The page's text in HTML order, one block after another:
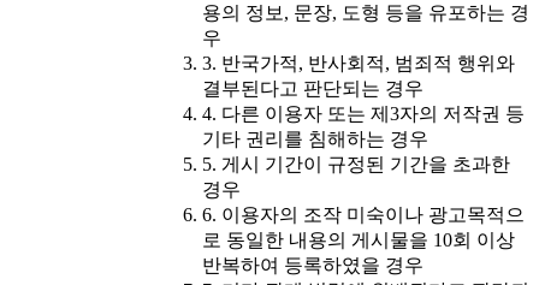
용의 정보, 문장, 도형 등을 유포하는 경
우
3. 반국가적, 반사회적, 범죄적 행위와
결부된다고 판단되는 경우
4. 다른 이용자 또는 제3자의 저작권 등
기타 권리를 침해하는 경우
5. 게시 기간이 규정된 기간을 초과한
경우
6. 이용자의 조작 미숙이나 광고목적으
로 동일한 내용의 게시물을 10회 이상
반복하여 등록하였을 경우